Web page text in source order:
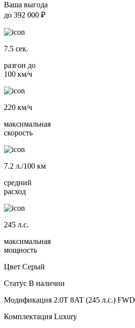
Ваша выгода
до 392 000 ₽
7.5 сек.
разгон до
100 км/ч
220 км/ч
максимальная
скорость
7.2 л./100 км
средний
расход
245 л.с.
максимальная
мощность
Цвет Серый
Статус В наличии
Модификация 2.0T 8AT (245 л.с.) FWD
Комплектация Luxury